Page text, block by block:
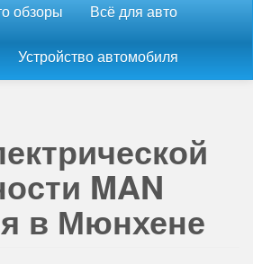
обзоры Всё для авто
Устройство автомобиля
MAN
в Мюнхене